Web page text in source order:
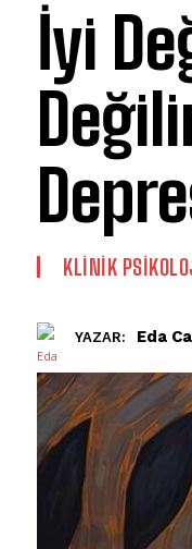
İyi
KLINIK
YAZAR: Eda